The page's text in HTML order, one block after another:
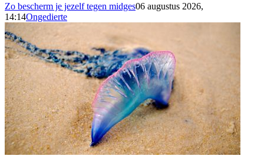
Zo bescherm je jezelf tegen midges06 augustus 2026,
14:14Ongedierte